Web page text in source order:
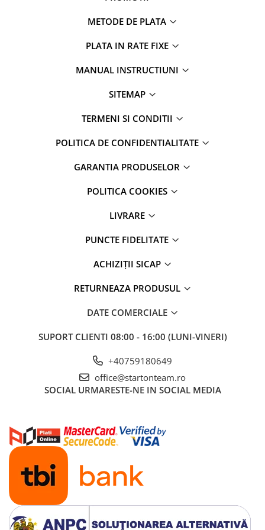
METODE DE PLATA
PLATA IN RATE FIXE
MANUAL INSTRUCTIUNI
SITEMAP
TERMENI SI CONDITII
POLITICA DE CONFIDENTIALITATE
GARANTIA PRODUSELOR
POLITICA COOKIES
LIVRARE
PUNCTE FIDELITATE
ACHIZIȚII SICAP
RETURNEAZA PRODUSUL
DATE COMERCIALE
SUPORT CLIENTI 08:00 - 16:00 (LUNI-VINERI)
+40759180649
office@startonteam.ro
SOCIAL URMARESTE-NE IN SOCIAL MEDIA